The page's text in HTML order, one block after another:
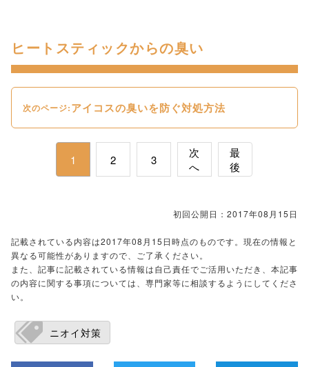
ヒートスティックからの臭い
次のページ:アイコスの臭いを防ぐ対処方法
1 2 3
次
へ
最
後
初回公開日：2017年08月15日
記載されている内容は2017年08月15日時点のものです。現在の情報と
異なる可能性がありますので、ご了承ください。
また、記事に記載されている情報は自己責任でご活用いただき、本記事
の内容に関する事項については、専門家等に相談するようにしてくださ
い。
ニオイ対策